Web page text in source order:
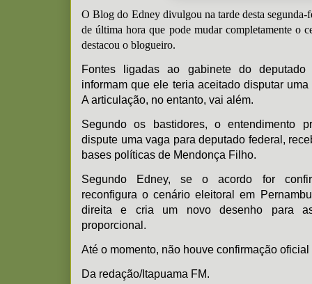
O Blog do Edney divulgou na tarde desta
de última hora que pode mudar completamente o
destacou o blogueiro.
Fontes ligadas ao gabinete do deputado
informam que ele teria aceitado disputar
A articulação, no entanto, vai além.
Segundo os bastidores, o entendimento
dispute uma vaga para deputado federal,
bases políticas de Mendonça Filho.
Segundo Edney, se o acordo for
reconfigura o cenário eleitoral em
direita e cria um novo desenho para
proporcional.
Até o momento, não houve confirmação
Da redação/Itapuama FM.